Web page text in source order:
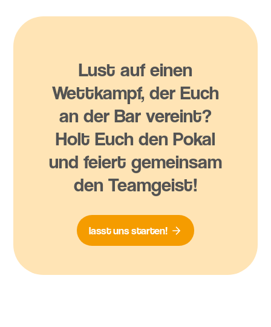
Lust auf einen
Wettkampf, der Euch
an der Bar vereint?
Holt Euch den Pokal
und feiert gemeinsam
den Teamgeist!
lasst uns starten!